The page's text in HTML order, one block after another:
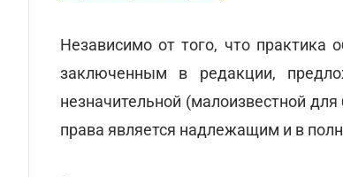
Независимо от того, что практика
заключенным в редакции,
незначительной (малоизвестной
права является надлежащим и в